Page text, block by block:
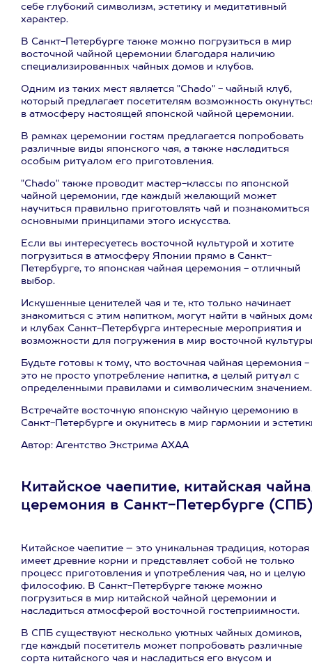
себе глубокий символизм, эстетику и медитативный
характер.
В Санкт-Петербурге также можно погрузиться в мир
восточной чайной церемонии благодаря наличию
специализированных чайных домов и клубов.
Одним из таких мест является "Chado" - чайный клуб,
который предлагает посетителям возможность
в атмосферу настоящей японской чайной церемонии.
В рамках церемонии гостям предлагается попробовать
различные виды японского чая, а также насладиться
особым ритуалом его приготовления.
"Chado" также проводит мастер-классы по японской
чайной церемонии, где каждый желающий может
научиться правильно приготовлять чай и познакомиться
основными принципами этого искусства.
Если вы интересуетесь восточной культурой и хотите
погрузиться в атмосферу Японии прямо в Санкт-
Петербурге, то японская чайная церемония - отличный
выбор.
Искушенные ценителей чая и те, кто только начинает
знакомиться с этим напитком, могут найти в чайных
и клубах Санкт-Петербурга интересные мероприятия и
возможности для погружения в мир восточной
Будьте готовы к тому, что восточная чайная церемония -
это не просто употребление напитка, а целый ритуал с
определенными правилами и символическим значением.
Встречайте восточную японскую чайную церемонию в
Санкт-Петербурге и окунитесь в мир гармонии и
Автор: Агентство Экстрима АХАА
Китайское чаепитие, китайская
церемония в Санкт-Петербурге (СПБ)
Китайское чаепитие – это уникальная традиция, которая
имеет древние корни и представляет собой не только
процесс приготовления и употребления чая, но и целую
философию. В Санкт-Петербурге также можно
погрузиться в мир китайской чайной церемонии и
насладиться атмосферой восточной гостеприимности.
В СПБ существуют несколько уютных чайных домиков,
где каждый посетитель может попробовать различные
сорта китайского чая и насладиться его вкусом и